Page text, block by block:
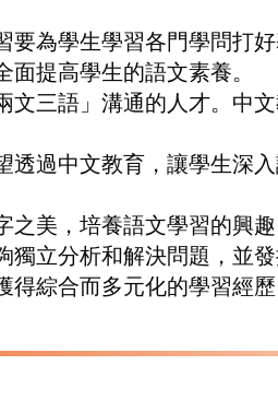
為學生學習各門學問打
提高學生的語文素養。
三語」溝通的人才。中
過中文教育，讓學生深
美，培養語文學習的興趣
立分析和解決問題，並發
綜合而多元化的學習經歷